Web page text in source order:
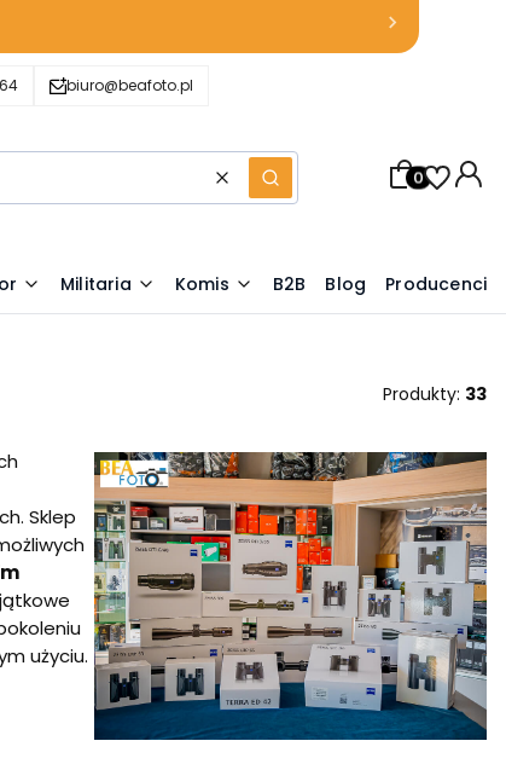
biuro@beafoto.pl
WyczyśćSzukaj
Produkty w
Militaria Komis B2B Blog Producenci
Produkty: 33
Sklep
użyciu.